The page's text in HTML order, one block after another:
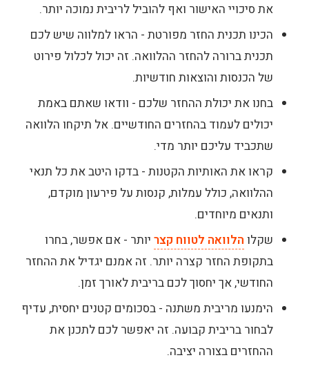
את סיכויי האישור ואף להוביל לריבית נמוכה יותר.
הכינו תכנית החזר מפורטת - הראו למלווה שיש לכם
תכנית ברורה להחזר ההלוואה. זה יכול לכלול פירוט
של הכנסות והוצאות חודשיות.
בחנו את יכולת ההחזר שלכם - וודאו שאתם באמת
יכולים לעמוד בהחזרים החודשיים. אל תיקחו הלוואה
שתכביד עליכם יותר מדי.
קראו את האותיות הקטנות - בדקו היטב את כל תנאי
ההלוואה, כולל עמלות, קנסות על פירעון מוקדם,
ותנאים מיוחדים.
שקלו הלוואה לטווח קצר יותר - אם אפשר, בחרו
בתקופת החזר קצרה יותר. זה אמנם יגדיל את ההחזר
החודשי, אך יחסוך לכם בריבית לאורך זמן.
הימנעו מריבית משתנה - בסכומים קטנים יחסית, עדיף
לבחור בריבית קבועה. זה יאפשר לכם לתכנן את
ההחזרים בצורה יציבה.